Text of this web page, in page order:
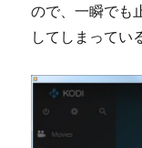
ので、一瞬でも
してしまってい